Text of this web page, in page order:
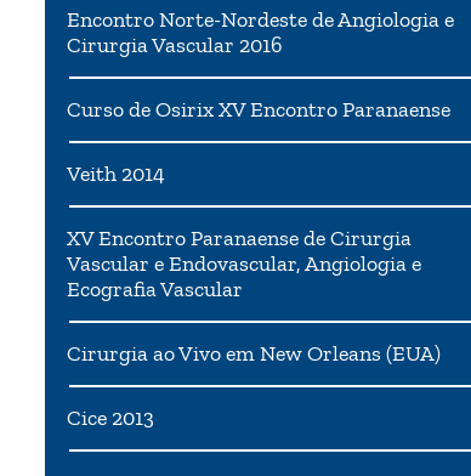
Encontro Norte-Nordeste de Angiologia e
Cirurgia Vascular 2016
Curso de Osirix XV Encontro Paranaense
Veith 2014
XV Encontro Paranaense de Cirurgia
Vascular e Endovascular, Angiologia e
Ecografia Vascular
Cirurgia ao Vivo em New Orleans (EUA)
Cice 2013